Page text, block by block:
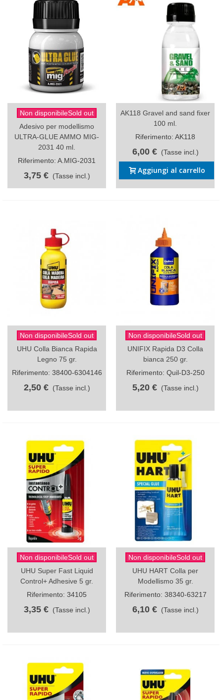
Non disponibileSold out
Adesivo per modellismo
ULTRA-GLUE AMMO MIG-
2031 40 ml.
Riferimento: A.MIG-2031
3,75 € (Tasse incl.)
AK118 Gravel and sand fixer
100 ml.
Riferimento: AK118
6,00 € (Tasse incl.)
Aggiungi al carrello
Non disponibileSold out
UHU Colla Bianca Rapida
Legno 75 gr.
Riferimento: 38400-6304146
2,50 € (Tasse incl.)
Non disponibileSold out
UNIFIX Rapida D3 Colla
bianca 250 gr.
Riferimento: Quil-D3-250
5,20 € (Tasse incl.)
Non disponibileSold out
UHU Super Fast Liquid
Control+ Adhesive 5 gr.
Riferimento: 34105
3,35 € (Tasse incl.)
Non disponibileSold out
UHU HART Colla per
Modellismo 35 gr.
Riferimento: 38340-63217
6,10 € (Tasse incl.)